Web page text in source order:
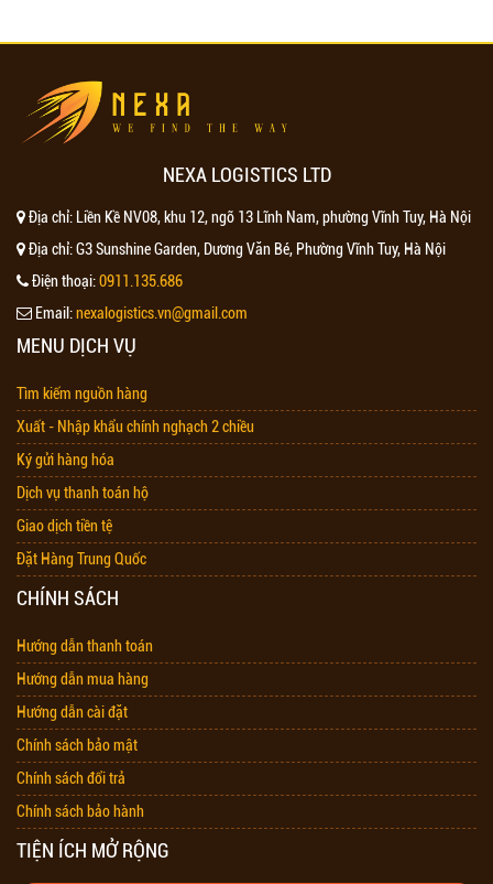
NEXA LOGISTICS LTD
Địa chỉ: Liền Kề NV08, khu 12, ngõ 13 Lĩnh Nam, phường Vĩnh Tuy, Hà Nội
Địa chỉ:G3 Sunshine Garden, Dương Văn Bé, Phường Vĩnh Tuy, Hà Nội
Điện thoại:0911.135.686
Email:nexalogistics.vn@gmail.com
MENU DỊCH VỤ
Tìm kiếm nguồn hàng
Xuất - Nhập khẩu chính nghạch 2 chiều
Ký gửi hàng hóa
Dịch vụ thanh toán hộ
Giao dịch tiền tệ
Đặt Hàng Trung Quốc
CHÍNH SÁCH
Hướng dẫn thanh toán
Hướng dẫn mua hàng
Hướng dẫn cài đặt
Chính sách bảo mật
Chính sách đổi trả
Chính sách bảo hành
TIỆN ÍCH MỞ RỘNG